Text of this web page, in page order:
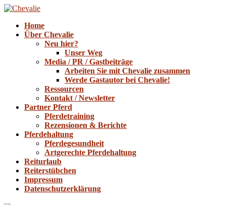
Home
Über Chevalie
Neu hier?
Unser Weg
Media / PR / Gastbeiträge
Arbeiten Sie mit Chevalie zusammen
Werde Gastautor bei Chevalie!
Ressourcen
Kontakt / Newsletter
Partner Pferd
Pferdetraining
Rezensionen & Berichte
Pferdehaltung
Pferdegesundheit
Artgerechte Pferdehaltung
Reiturlaub
Reiterstübchen
Impressum
Datenschutzerklärung